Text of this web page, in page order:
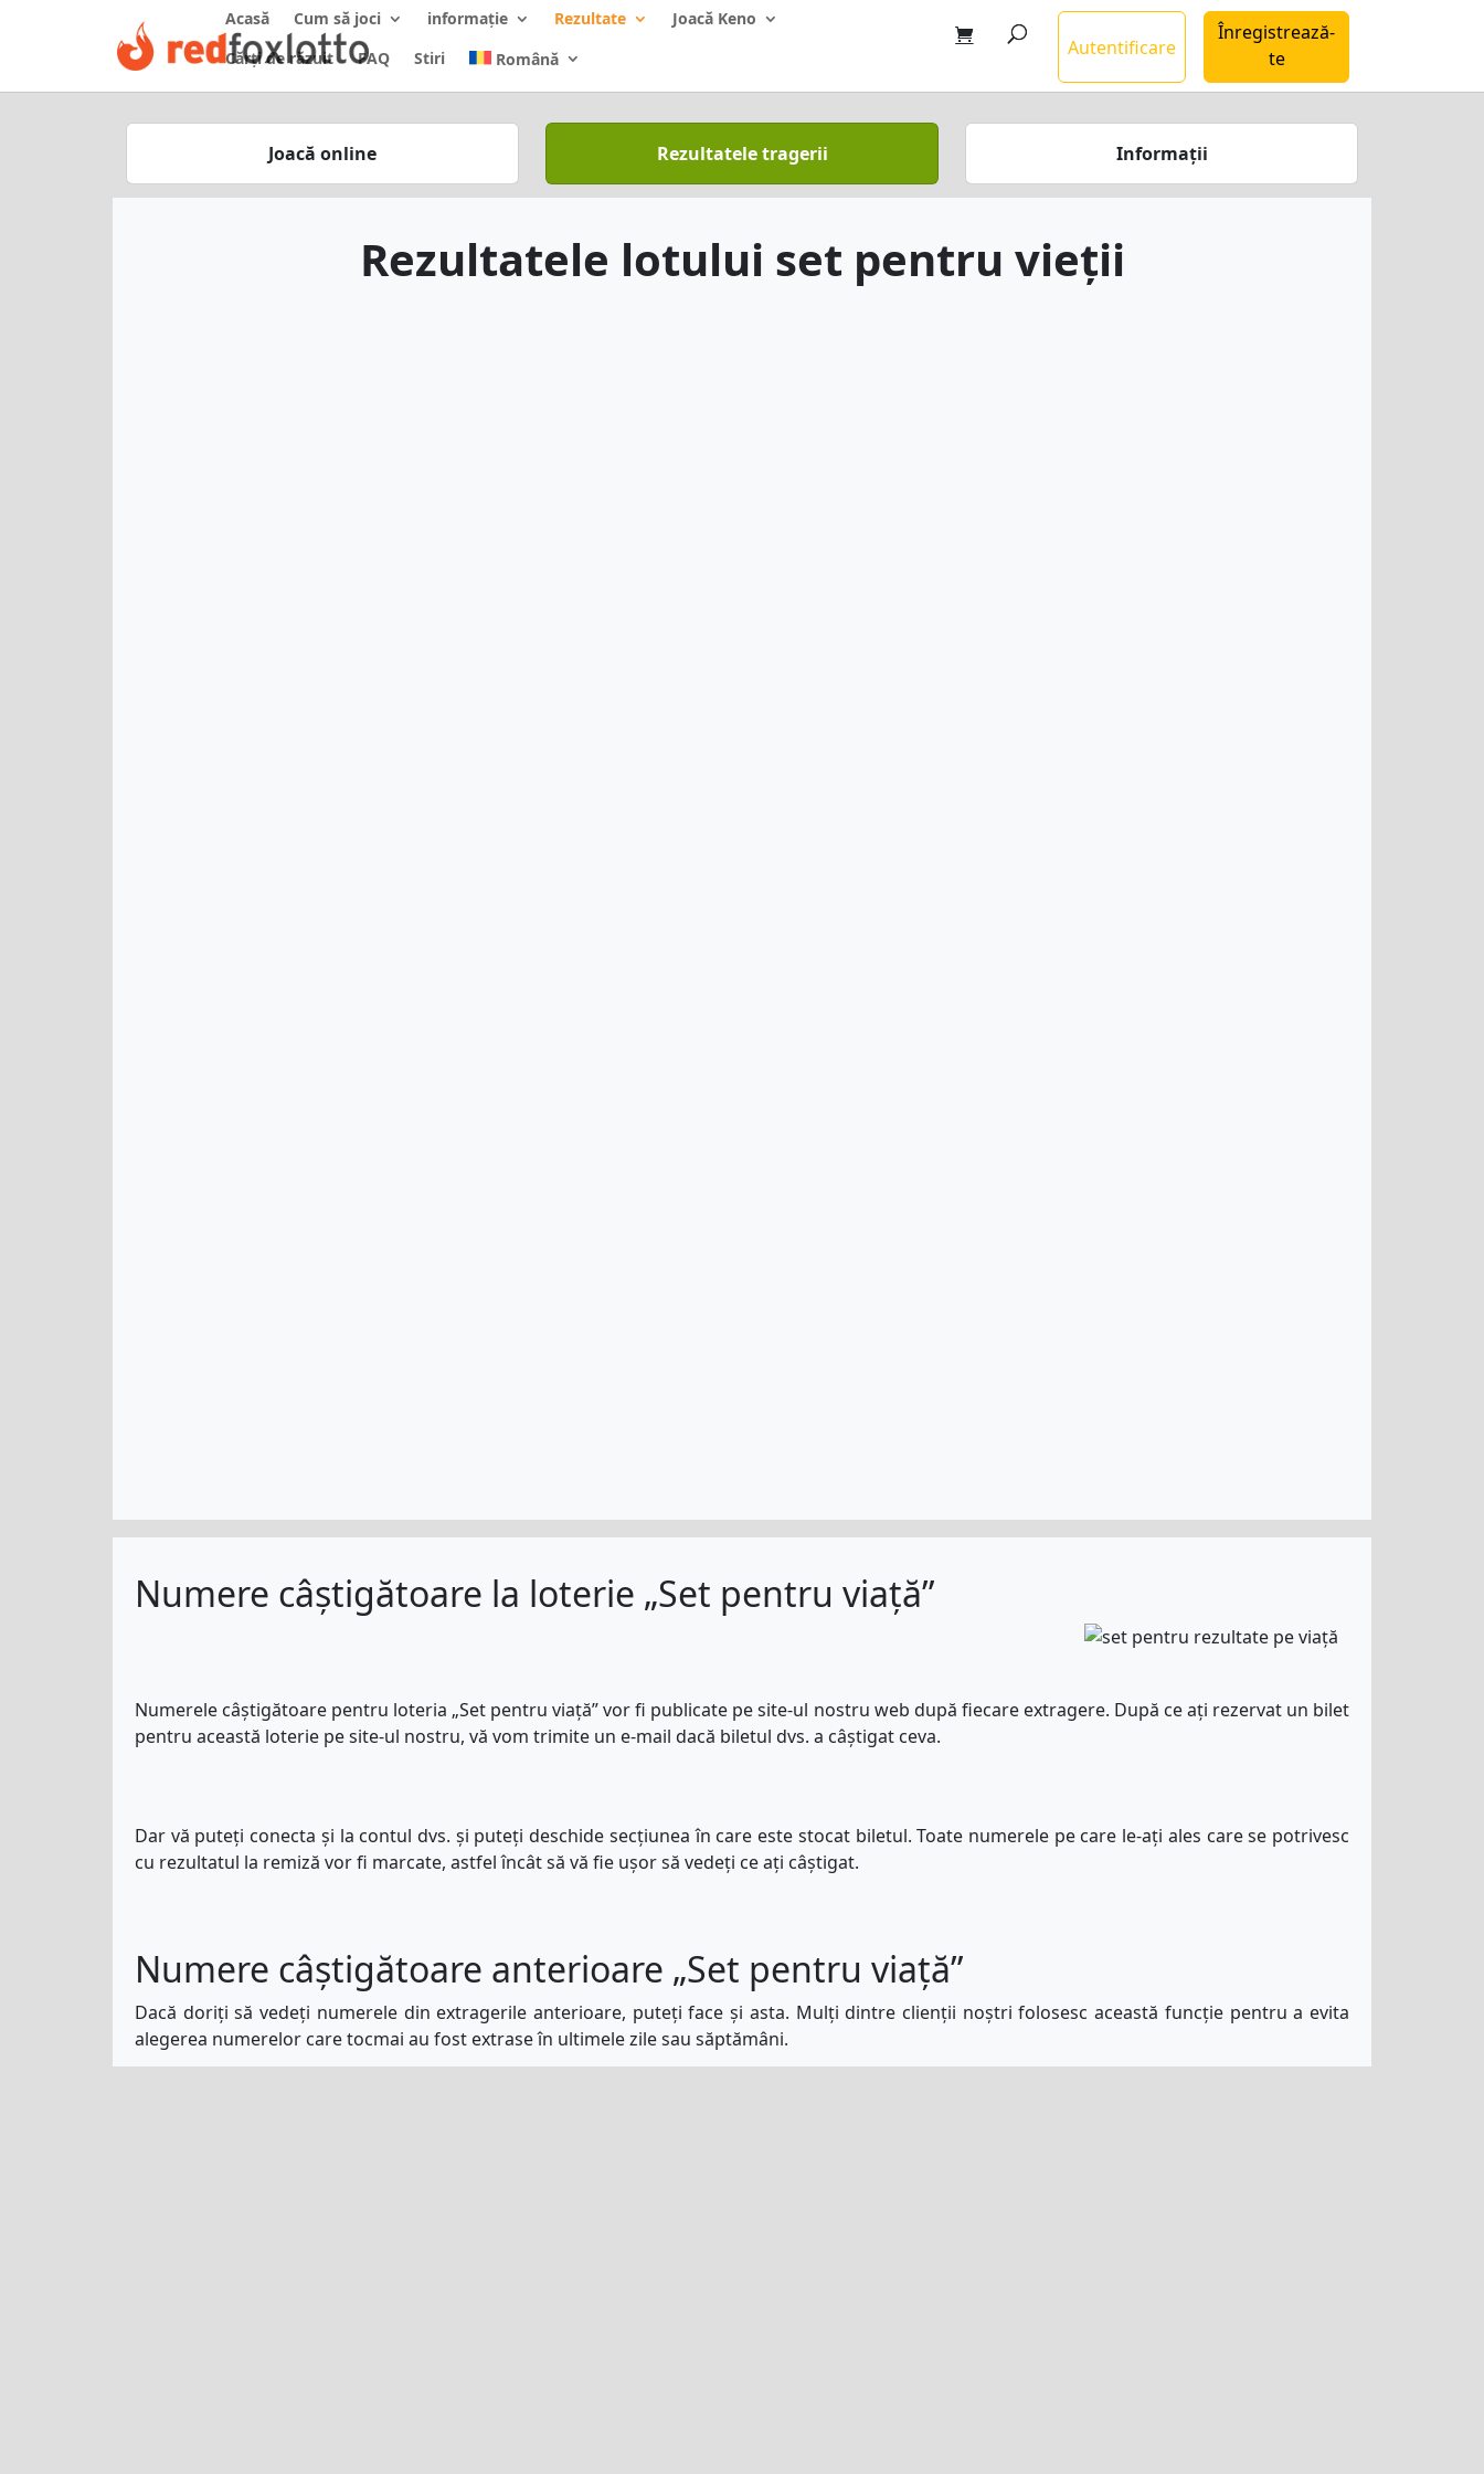
Acasă Cum să joci informație Rezultate
Joacă Keno
Cărți de răzuit
FAQ Stiri Română
Autentificare
Înregistrează-
te
Joacă online Rezultatele tragerii Informații
Rezultatele lotului set pentru vieții
Numere câștigătoare la loterie „Set pentru viață”
Numerele câștigătoare pentru loteria „Set pentru viață” vor fi publicate pe site-ul nostru web după fiecare extragere. După ce ați rezervat un bilet
pentru această loterie pe site-ul nostru, vă vom trimite un e-mail dacă biletul dvs. a câștigat ceva.
Dar vă puteți conecta și la contul dvs. și puteți deschide secțiunea în care este stocat biletul. Toate numerele pe care le-ați ales care se potrivesc
cu rezultatul la remiză vor fi marcate, astfel încât să vă fie ușor să vedeți ce ați câștigat.
Numere câștigătoare anterioare „Set pentru viață”
Dacă doriți să vedeți numerele din extragerile anterioare, puteți face și asta. Mulți dintre clienții noștri folosesc această funcție pentru a evita
alegerea numerelor care tocmai au fost extrase în ultimele zile sau săptămâni.